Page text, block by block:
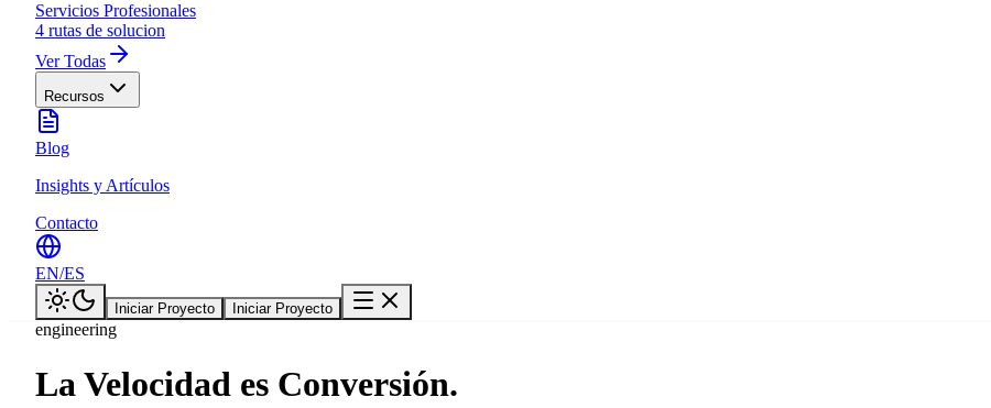
Servicios Profesionales
4 rutas de solucion
Ver Todas
Recursos
Blog
Insights y Artículos
Contacto
EN/ES
Iniciar Proyecto Iniciar Proyecto
engineering
La Velocidad es Conversión.